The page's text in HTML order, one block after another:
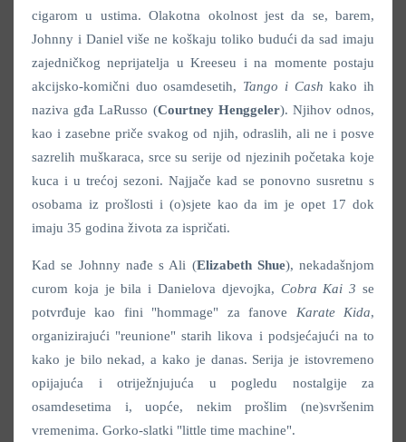
cigarom u ustima. Olakotna okolnost jest da se, barem,
Johnny i Daniel više ne koškaju toliko budući da sad imaju
zajedničkog neprijatelja u Kreeseu i na momente postaju
akcijsko-komični duo osamdesetih, Tango i Cash kako ih
naziva gđa LaRusso (Courtney Henggeler). Njihov odnos,
kao i zasebne priče svakog od njih, odraslih, ali ne i posve
sazrelih muškaraca, srce su serije od njezinih početaka koje
kuca i u trećoj sezoni. Najjače kad se ponovno susretnu s
osobama iz prošlosti i (o)sjete kao da im je opet 17 dok
imaju 35 godina života za ispričati.
Kad se Johnny nađe s Ali (Elizabeth Shue), nekadašnjom
curom koja je bila i Danielova djevojka, Cobra Kai 3 se
potvrđuje kao fini "hommage" za fanove Karate Kida,
organizirajući "reunione" starih likova i podsjećajući na to
kako je bilo nekad, a kako je danas. Serija je istovremeno
opijajuća i otriježnjujuća u pogledu nostalgije za
osamdesetima i, uopće, nekim prošlim (ne)svršenim
vremenima. Gorko-slatki "little time machine".